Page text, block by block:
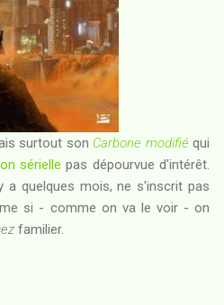
surtout son Carbone modifié qui
sérielle pas dépourvue d'intérêt.
a quelques mois, ne s'inscrit pas
si - comme on va le voir - on
familier.